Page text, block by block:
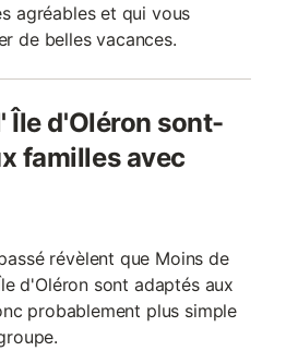
agréables et qui vous
de belles vacances.
Île d'Oléron sont-
familles avec
révèlent que Moins de
d'Oléron sont adaptés aux
probablement plus simple